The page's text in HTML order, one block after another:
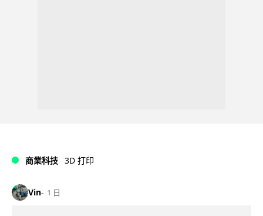
商業科技 3D 打印
Vin 1 日